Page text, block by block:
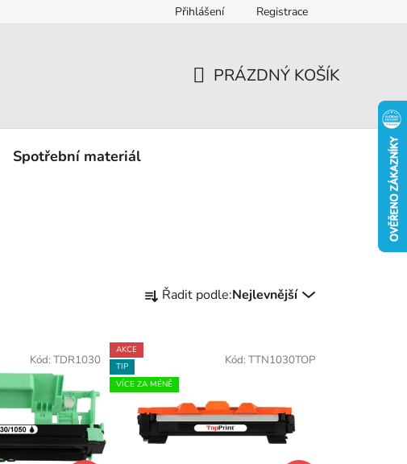
Přihlášení Registrace
KOŠÍK
PRÁZDNÝ KOŠÍK
Spotřební materiál
a
í
p
r
o
Řadit podle:Nejlevnější
Kód: TDR1030
AKCE
TIP
VÍCE ZA MÉNĚ
Kód: TTN1030TOP